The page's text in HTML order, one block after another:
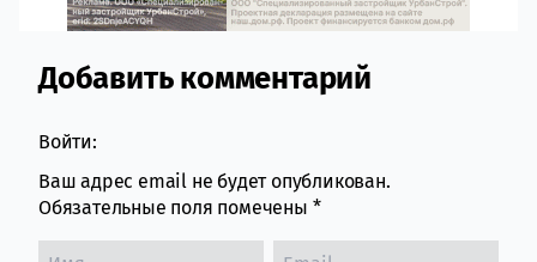
Comment section
Добавить комментарий
Войти:
Ваш адрес email не будет опубликован.
Обязательные поля помечены *